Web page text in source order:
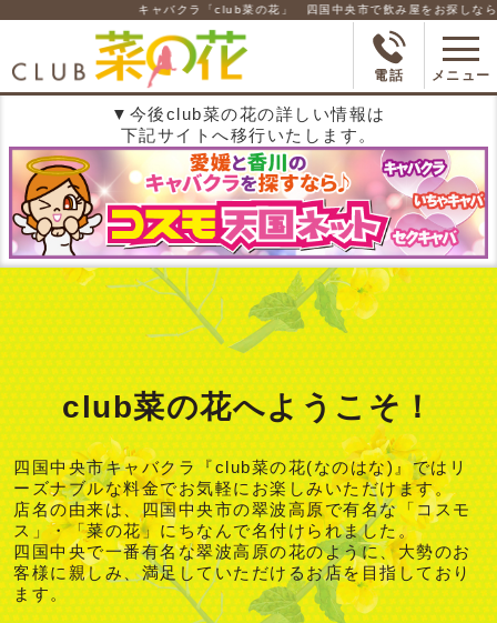
キャバクラ「club菜の花」 四国中央市で飲み屋をお探しなら！
電話 メニュー
▼今後club菜の花の詳しい情報は
下記サイトへ移行いたします。
club菜の花へようこそ！
四国中央市キャバクラ『club菜の花(なのはな)』ではリ
ーズナブルな料金でお気軽にお楽しみいただけます。
店名の由来は、四国中央市の翠波高原で有名な「コスモ
ス」・「菜の花」にちなんで名付けられました。
四国中央で一番有名な翠波高原の花のように、大勢のお
客様に親しみ、満足していただけるお店を目指しており
ます。